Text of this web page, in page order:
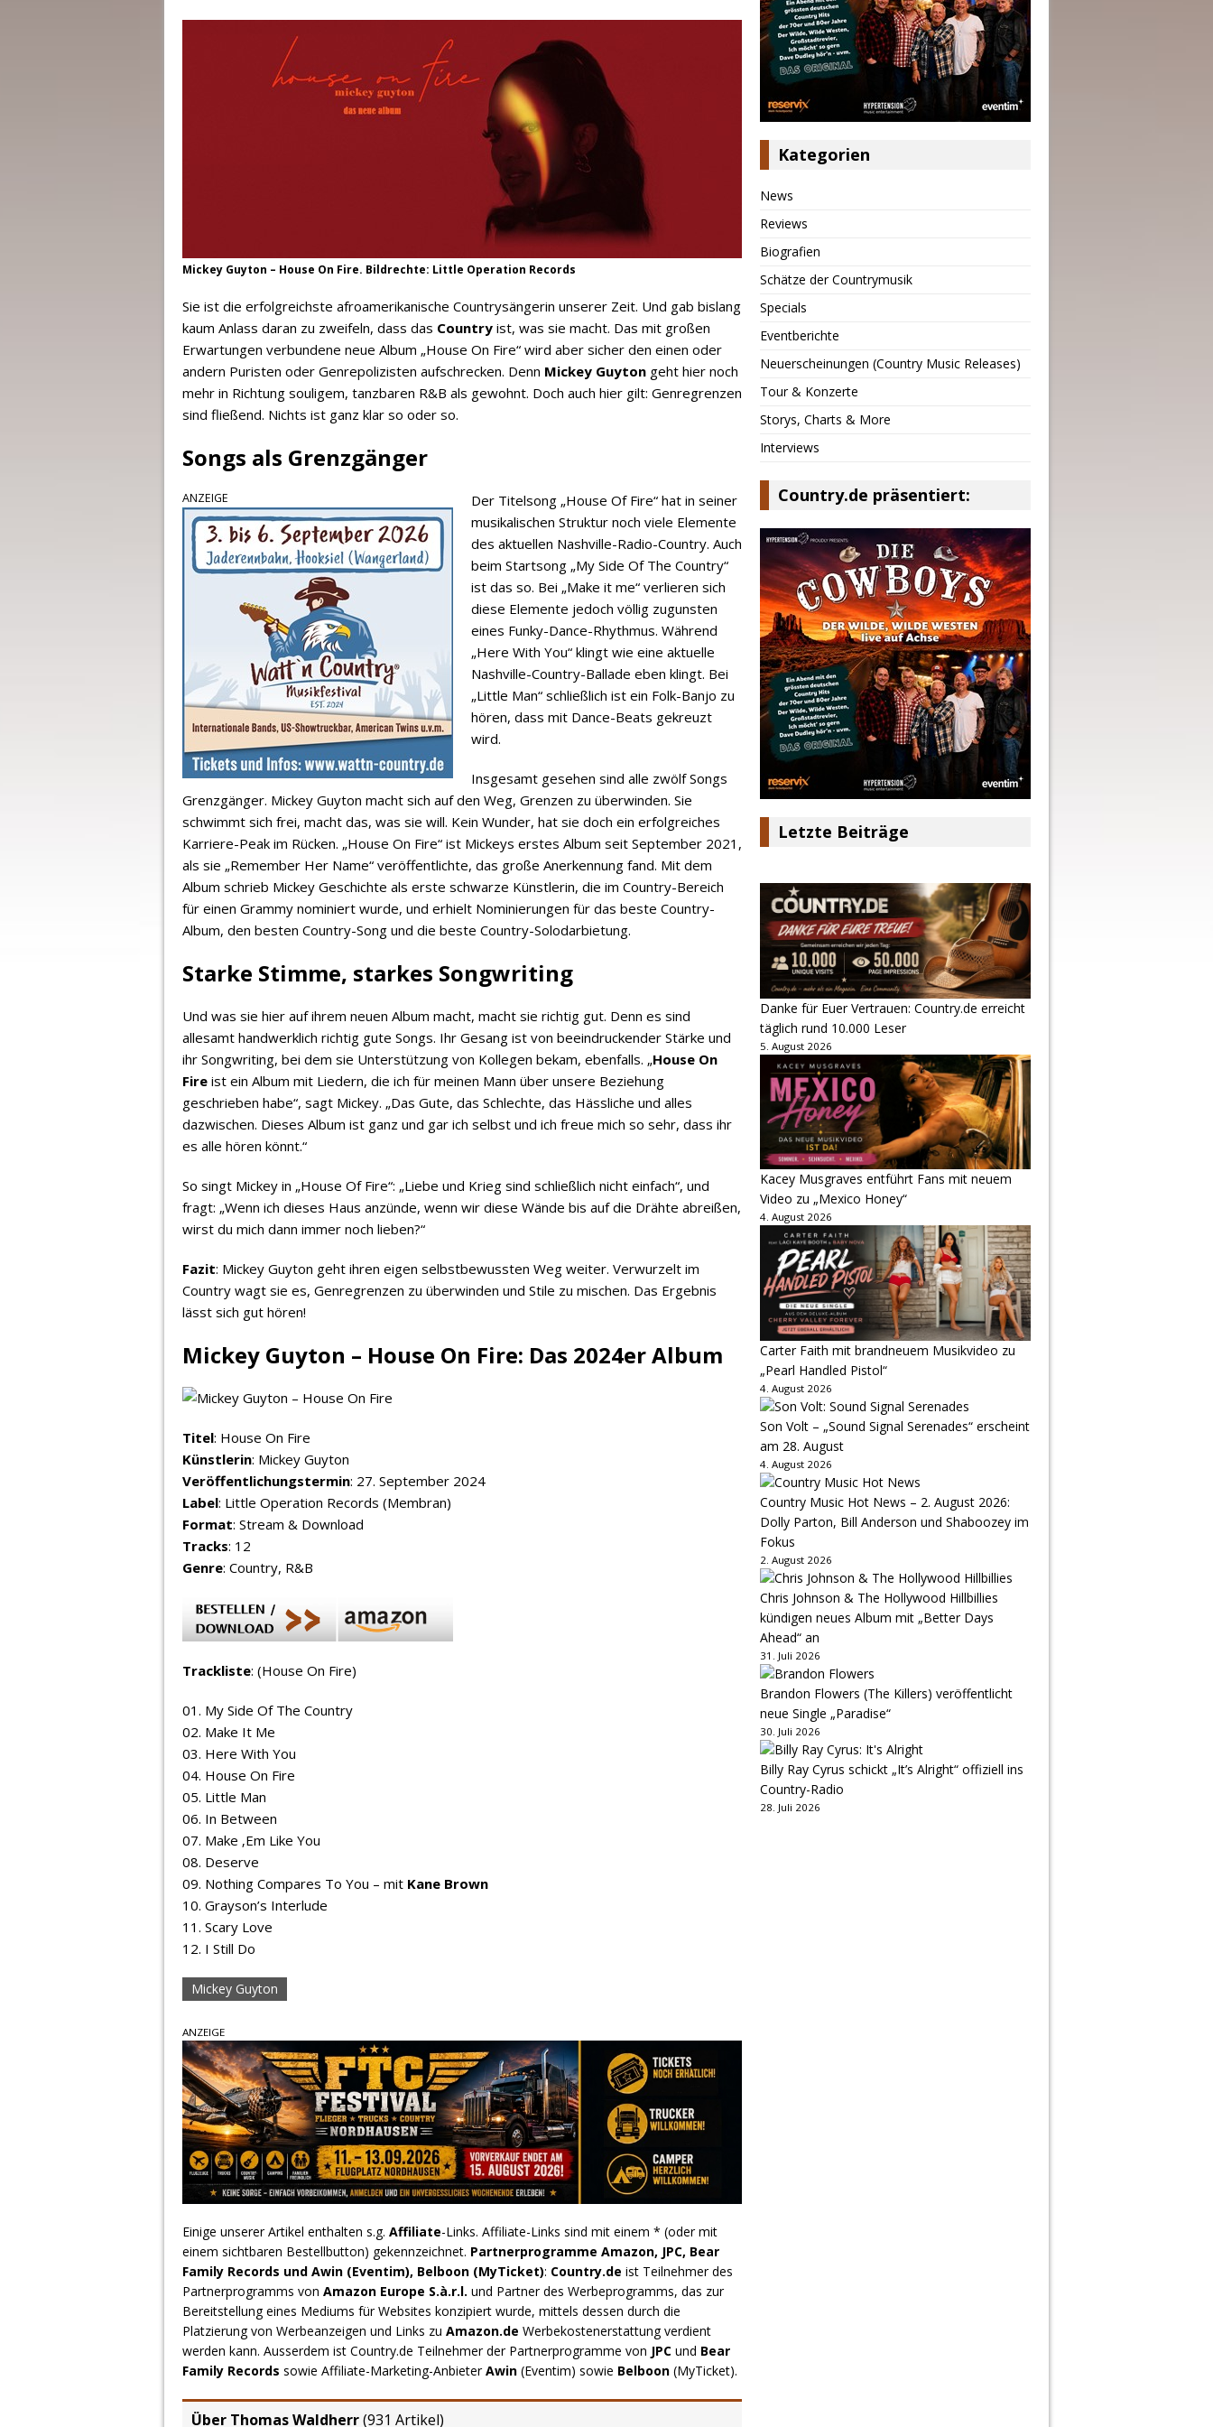
Mickey Guyton – House On Fire. Bildrechte: Little Operation Records
Sie ist die erfolgreichste afroamerikanische Countrysängerin unserer Zeit. Und gab bislang
kaum Anlass daran zu zweifeln, dass das Country ist, was sie macht. Das mit großen
Erwartungen verbundene neue Album „House On Fire“ wird aber sicher den einen oder
andern Puristen oder Genrepolizisten aufschrecken. Denn Mickey Guyton geht hier noch
mehr in Richtung souligem, tanzbaren R&B als gewohnt. Doch auch hier gilt: Genregrenzen
sind fließend. Nichts ist ganz klar so oder so.
Songs als Grenzgänger
ANZEIGE
Der Titelsong „House Of Fire“ hat in seiner
musikalischen Struktur noch viele Elemente
des aktuellen Nashville-Radio-Country. Auch
beim Startsong „My Side Of The Country“
ist das so. Bei „Make it me“ verlieren sich
diese Elemente jedoch völlig zugunsten
eines Funky-Dance-Rhythmus. Während
„Here With You“ klingt wie eine aktuelle
Nashville-Country-Ballade eben klingt. Bei
„Little Man“ schließlich ist ein Folk-Banjo zu
hören, dass mit Dance-Beats gekreuzt
wird.
Insgesamt gesehen sind alle zwölf Songs
Grenzgänger. Mickey Guyton macht sich auf den Weg, Grenzen zu überwinden. Sie
schwimmt sich frei, macht das, was sie will. Kein Wunder, hat sie doch ein erfolgreiches
Karriere-Peak im Rücken. „House On Fire“ ist Mickeys erstes Album seit September 2021,
als sie „Remember Her Name“ veröffentlichte, das große Anerkennung fand. Mit dem
Album schrieb Mickey Geschichte als erste schwarze Künstlerin, die im Country-Bereich
für einen Grammy nominiert wurde, und erhielt Nominierungen für das beste Country-
Album, den besten Country-Song und die beste Country-Solodarbietung.
Starke Stimme, starkes Songwriting
Und was sie hier auf ihrem neuen Album macht, macht sie richtig gut. Denn es sind
allesamt handwerklich richtig gute Songs. Ihr Gesang ist von beeindruckender Stärke und
ihr Songwriting, bei dem sie Unterstützung von Kollegen bekam, ebenfalls. „House On
Fire ist ein Album mit Liedern, die ich für meinen Mann über unsere Beziehung
geschrieben habe“, sagt Mickey. „Das Gute, das Schlechte, das Hässliche und alles
dazwischen. Dieses Album ist ganz und gar ich selbst und ich freue mich so sehr, dass ihr
es alle hören könnt.“
So singt Mickey in „House Of Fire“: „Liebe und Krieg sind schließlich nicht einfach“, und
fragt: „Wenn ich dieses Haus anzünde, wenn wir diese Wände bis auf die Drähte abreißen,
wirst du mich dann immer noch lieben?“
Fazit: Mickey Guyton geht ihren eigen selbstbewussten Weg weiter. Verwurzelt im
Country wagt sie es, Genregrenzen zu überwinden und Stile zu mischen. Das Ergebnis
lässt sich gut hören!
Mickey Guyton – House On Fire: Das 2024er Album
Titel: House On Fire
Künstlerin: Mickey Guyton
Veröffentlichungstermin: 27. September 2024
Label: Little Operation Records (Membran)
Format: Stream & Download
Tracks: 12
Genre: Country, R&B
Trackliste: (House On Fire)
01. My Side Of The Country
02. Make It Me
03. Here With You
04. House On Fire
05. Little Man
06. In Between
07. Make ‚Em Like You
08. Deserve
09. Nothing Compares To You – mit Kane Brown
10. Grayson’s Interlude
11. Scary Love
12. I Still Do
Mickey Guyton
ANZEIGE
Einige unserer Artikel enthalten s.g. Affiliate-Links. Affiliate-Links sind mit einem * (oder mit
einem sichtbaren Bestellbutton) gekennzeichnet. Partnerprogramme Amazon, JPC, Bear
Family Records und Awin (Eventim), Belboon (MyTicket): Country.de ist Teilnehmer des
Partnerprogramms von Amazon Europe S.à.r.l. und Partner des Werbeprogramms, das zur
Bereitstellung eines Mediums für Websites konzipiert wurde, mittels dessen durch die
Platzierung von Werbeanzeigen und Links zu Amazon.de Werbekostenerstattung verdient
werden kann. Ausserdem ist Country.de Teilnehmer der Partnerprogramme von JPC und Bear
Family Records sowie Affiliate-Marketing-AnbieterAwin (Eventim) sowie Belboon (MyTicket).
Über Thomas Waldherr(931 Artikel)
Kategorien
News
Reviews
Biografien
Schätze der Countrymusik
Specials
Eventberichte
Neuerscheinungen (Country Music Releases)
Tour & Konzerte
Storys, Charts & More
Interviews
Country.de präsentiert:
Letzte Beiträge
Danke für Euer Vertrauen: Country.de erreicht
täglich rund 10.000 Leser
5. August 2026
Kacey Musgraves entführt Fans mit neuem
Video zu „Mexico Honey“
4. August 2026
Carter Faith mit brandneuem Musikvideo zu
„Pearl Handled Pistol“
4. August 2026
Son Volt – „Sound Signal Serenades“ erscheint
am 28. August
4. August 2026
Country Music Hot News – 2. August 2026:
Dolly Parton, Bill Anderson und Shaboozey im
Fokus
2. August 2026
Chris Johnson & The Hollywood Hillbillies
kündigen neues Album mit „Better Days
Ahead“ an
31. Juli 2026
Brandon Flowers (The Killers) veröffentlicht
neue Single „Paradise“
30. Juli 2026
Billy Ray Cyrus schickt „It’s Alright“ offiziell ins
Country-Radio
28. Juli 2026